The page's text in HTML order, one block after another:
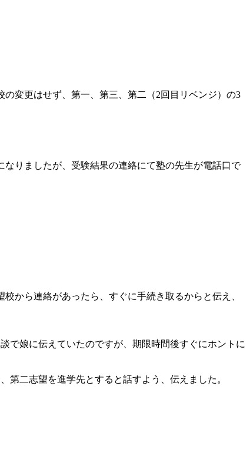
変更はせず、第一、第三、第二（2回目リベンジ）の3
りましたが、受験結果の連絡にて塾の先生が電話口で
から連絡があったら、すぐに手続き取るからと伝え、
で娘に伝えていたのですが、期限時間後すぐにホントに
二志望を進学先とすると話すよう、伝えました。